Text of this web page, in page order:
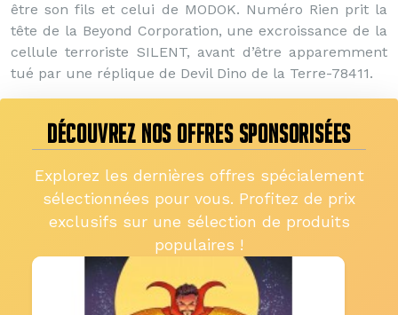
être son fils et celui de MODOK. Numéro Rien prit la
tête de la Beyond Corporation, une excroissance de la
cellule terroriste SILENT, avant d’être apparemment
tué par une réplique de Devil Dino de la Terre-78411.
DÉCOUVREZ NOS OFFRES SPONSORISÉES
Explorez les dernières offres spécialement
sélectionnées pour vous. Profitez de prix
exclusifs sur une sélection de produits
populaires !